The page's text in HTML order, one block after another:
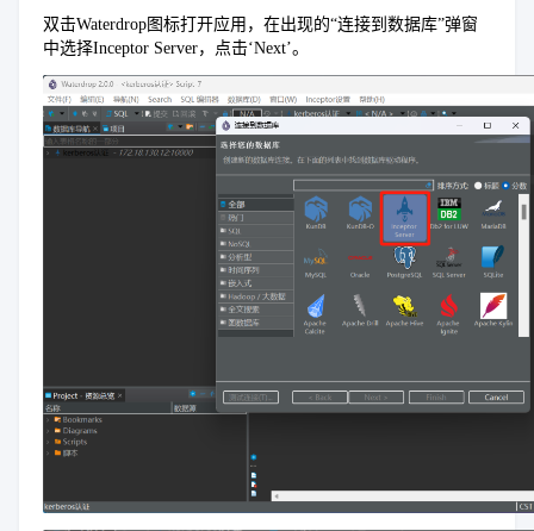
双击Waterdrop图标打开应用，在出现的“连接到数据库”弹窗
中选择Inceptor Server，点击‘Next’。